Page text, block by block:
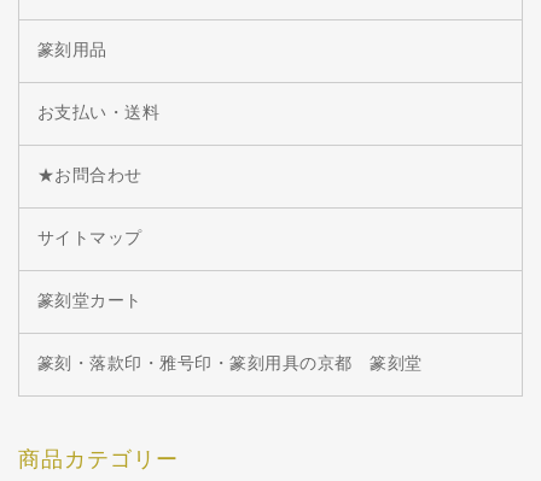
篆刻用品
お支払い・送料
★お問合わせ
サイトマップ
篆刻堂カート
篆刻・落款印・雅号印・篆刻用具の京都 篆刻堂
商品カテゴリー